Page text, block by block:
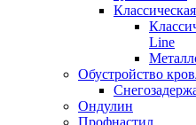
Классическая
Line
Обустройство
Ондулин
Профнастил